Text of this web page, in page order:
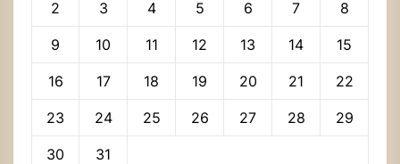
2 3 4 5 6 7 8
9 10 11 12 13 14 15
16 17 18 19 20 21 22
23 24 25 26 27 28 29
30
31